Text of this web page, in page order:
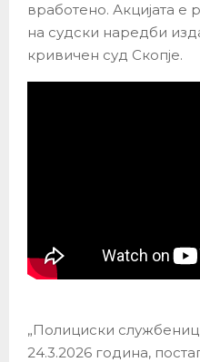
вработено. Акцијата е
на судски наредби
кривичен суд Скопје.
„Полициски
24.3.2026 година,